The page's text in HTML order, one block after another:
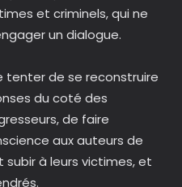
et criminels, qui ne
un dialogue.
tenter de se reconstruire
du coté des
de faire
aux auteurs de
subir à leurs victimes, et